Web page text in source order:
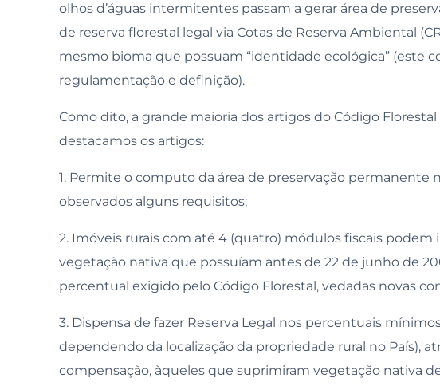
olhos d’águas intermitentes passam a gerar área de
de reserva florestal legal via Cotas de Reserva Ambiental
mesmo bioma que possuam “identidade ecológica” (este
regulamentação e definição).
Como dito, a grande maioria dos artigos do Código
destacamos os artigos:
1. Permite o computo da área de preservação permanente
observados alguns requisitos;
2. Imóveis rurais com até 4 (quatro) módulos fiscais podem
vegetação nativa que possuíam antes de 22 de junho de
percentual exigido pelo Código Florestal, vedadas novas
3. Dispensa de fazer Reserva Legal nos percentuais
dependendo da localização da propriedade rural no País),
compensação, àqueles que suprimiram vegetação nativa